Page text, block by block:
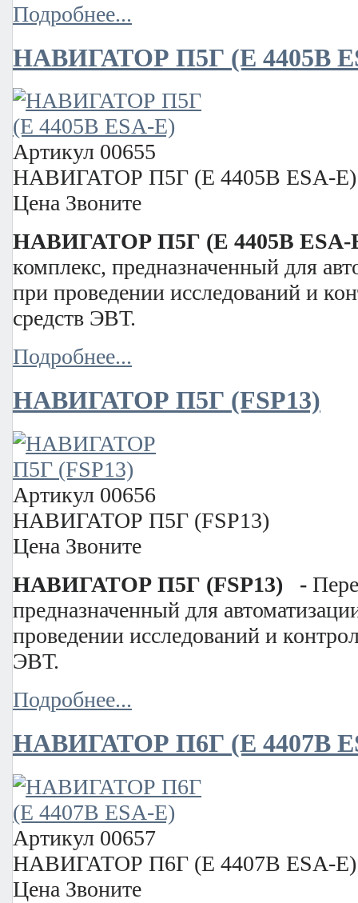
Подробнее...
НАВИГАТОР П5Г (E 4405В
Артикул 00655
НАВИГАТОР П5Г (E 4405В ESA-E)
Цена Звоните
НАВИГАТОР П5Г (E 4405В
комплекс, предназначенный для
при проведении исследований и
средств ЭВТ.
Подробнее...
НАВИГАТОР П5Г (FSP13)
Артикул 00656
НАВИГАТОР П5Г (FSP13)
Цена Звоните
НАВИГАТОР П5Г (FSP13) -
предназначенный для
проведении исследований и
ЭВТ.
Подробнее...
НАВИГАТОР П6Г (E 4407В
Артикул 00657
НАВИГАТОР П6Г (E 4407В ESA-E)
Цена Звоните